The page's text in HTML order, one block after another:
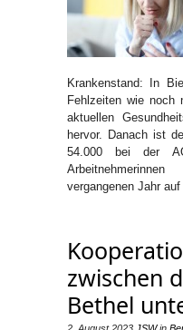
Krankenstand: In
Fehlzeiten wie noch
aktuellen
hervor. Danach ist
54.000 bei der
vergangenen Jahr
zwischen
Bethel